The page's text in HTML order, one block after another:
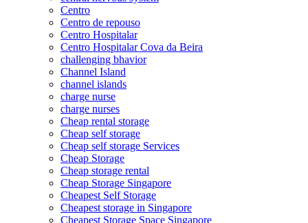
Centro
Centro de repouso
Centro Hospitalar
Centro Hospitalar Cova da Beira
challenging bhavior
Channel Island
channel islands
charge nurse
charge nurses
Cheap rental storage
Cheap self storage
Cheap self storage Services
Cheap Storage
Cheap storage rental
Cheap Storage Singapore
Cheapest Self Storage
Cheapest storage in Singapore
Cheapest Storage Space Singapore